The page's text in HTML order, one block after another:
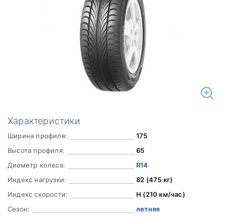
Характеристики
Ширина профиля:
175
Высота профиля:
65
Диаметр колеса:
R14
Индекс нагрузки:
82 (475 кг)
Индекс скорости:
H (210 км/час)
Сезон:
летняя